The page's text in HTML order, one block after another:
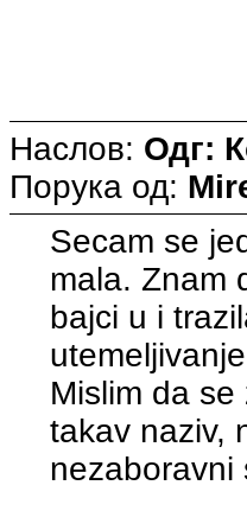
Наслов: Одг:
Порука од:
Secam se
mala. Znam
bajci u i
Mislim da
takav naziv,
nezaboravni